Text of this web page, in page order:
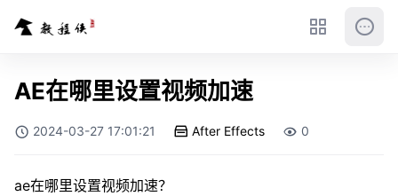
AE在哪里设置视频加速
2024-03-27 17:01:21 After Effects 0
ae在哪里设置视频加速？